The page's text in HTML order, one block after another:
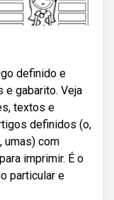
definido e
e gabarito. Veja
textos e
definidos (o,
umas) com
imprimir. É o
particular e